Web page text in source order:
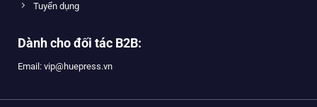
Tuyển dụng
Dành cho đối tác B2B:
Email: vip@huepress.vn